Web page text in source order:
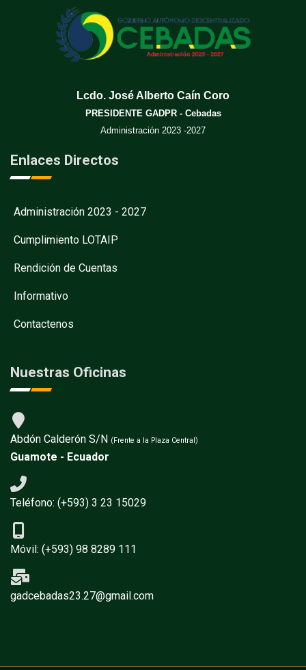
Lcdo. José Alberto Caín Coro
PRESIDENTE GADPR - Cebadas
Administración 2023 -2027
Enlaces Directos
Administración 2023 - 2027
Cumplimiento LOTAIP
Rendición de Cuentas
Informativo
Contactenos
Nuestras Oficinas
Abdón Calderón S/N (Frente a la Plaza Central)
Guamote - Ecuador
Teléfono: (+593) 3 23 15029
Móvil: (+593) 98 8289 111
gadcebadas23.27@gmail.com